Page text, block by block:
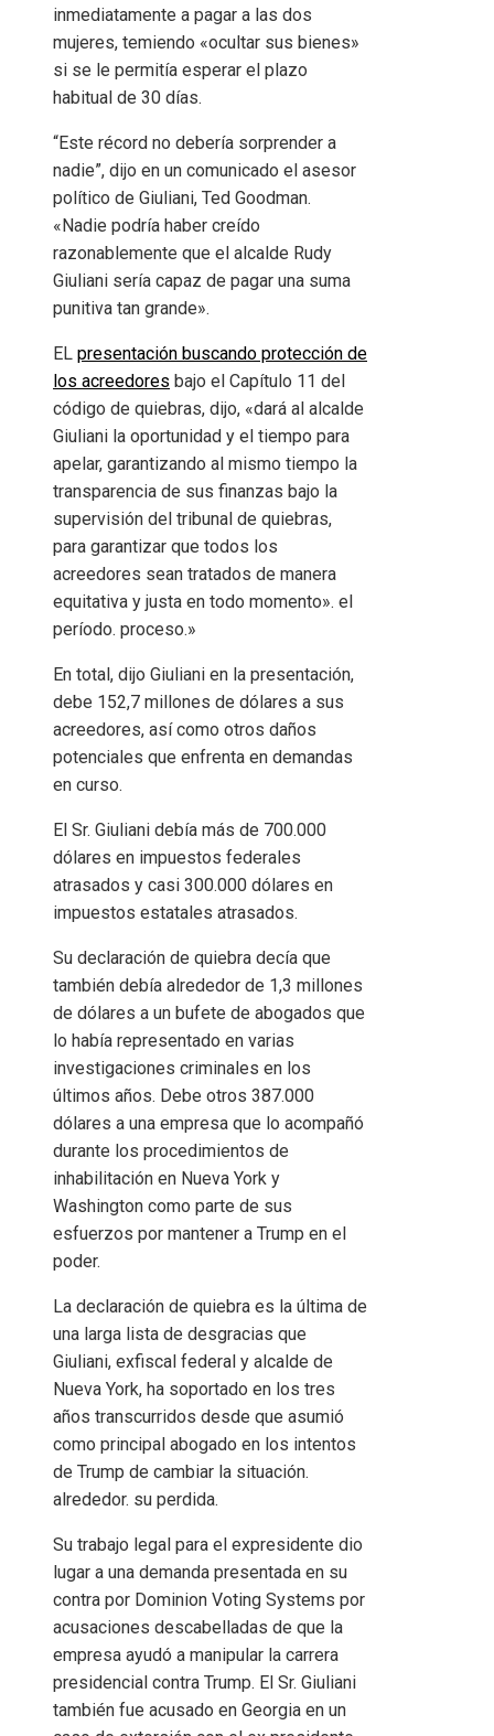
inmediatamente a pagar a las dos
mujeres, temiendo «ocultar sus bienes»
si se le permitía esperar el plazo
habitual de 30 días.
“Este récord no debería sorprender a
nadie”, dijo en un comunicado el asesor
político de Giuliani, Ted Goodman.
«Nadie podría haber creído
razonablemente que el alcalde Rudy
Giuliani sería capaz de pagar una suma
punitiva tan grande».
EL presentación buscando protección de
los acreedores bajo el Capítulo 11 del
código de quiebras, dijo, «dará al alcalde
Giuliani la oportunidad y el tiempo para
apelar, garantizando al mismo tiempo la
transparencia de sus finanzas bajo la
supervisión del tribunal de quiebras,
para garantizar que todos los
acreedores sean tratados de manera
equitativa y justa en todo momento». el
período. proceso.»
En total, dijo Giuliani en la presentación,
debe 152,7 millones de dólares a sus
acreedores, así como otros daños
potenciales que enfrenta en demandas
en curso.
El Sr. Giuliani debía más de 700.000
dólares en impuestos federales
atrasados ​​y casi 300.000 dólares en
impuestos estatales atrasados.
Su declaración de quiebra decía que
también debía alrededor de 1,3 millones
de dólares a un bufete de abogados que
lo había representado en varias
investigaciones criminales en los
últimos años. Debe otros 387.000
dólares a una empresa que lo acompañó
durante los procedimientos de
inhabilitación en Nueva York y
Washington como parte de sus
esfuerzos por mantener a Trump en el
poder.
La declaración de quiebra es la última de
una larga lista de desgracias que
Giuliani, exfiscal federal y alcalde de
Nueva York, ha soportado en los tres
años transcurridos desde que asumió
como principal abogado en los intentos
de Trump de cambiar la situación.
alrededor. su perdida.
Su trabajo legal para el expresidente dio
lugar a una demanda presentada en su
contra por Dominion Voting Systems por
acusaciones descabelladas de que la
empresa ayudó a manipular la carrera
presidencial contra Trump. El Sr. Giuliani
también fue acusado en Georgia en un